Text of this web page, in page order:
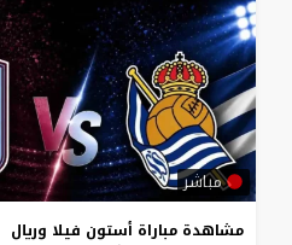
مباشر
مشاهدة مباراة أستون فيلا وريال